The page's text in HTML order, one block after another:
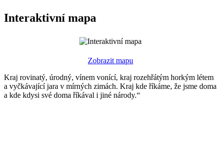
Interaktivní mapa
Zobrazit mapu
Kraj rovinatý, úrodný, vínem vonící, kraj rozehřátým horkým létem
a vyčkávající jara v mírných zimách. Kraj kde říkáme, že jsme doma
a kde kdysi své doma říkával i jiné národy.“